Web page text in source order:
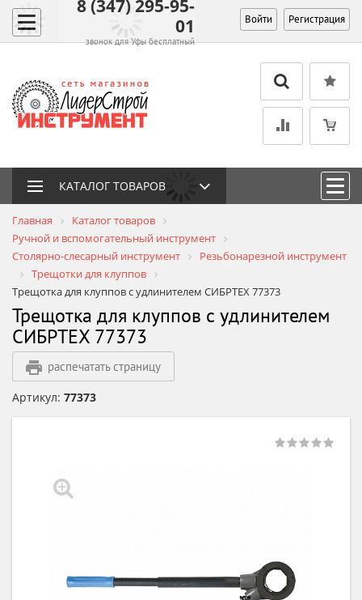
8 (347) 295-95-
01
звонок для Уфы бесплатный
Войти Регистрация
КАТАЛОГ ТОВАРОВ
Главная
Каталог товаров
Ручной и вспомогательный инструмент
Столярно-слесарный инструмент
Резьбонарезной инструмент
Трещотки для клуппов
Трещотка для клуппов с удлинителем СИБРТЕХ 77373
Трещотка для клуппов с удлинителем
СИБРТЕХ 77373
распечатать страницу
Артикул: 77373